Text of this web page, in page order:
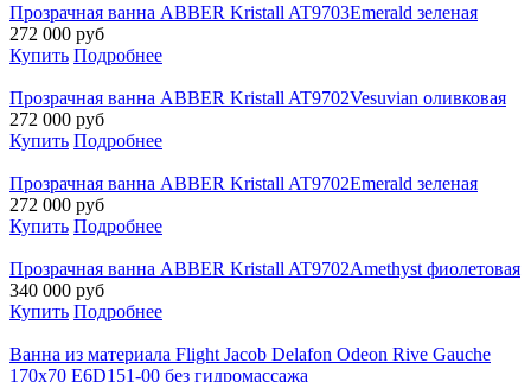
Прозрачная ванна ABBER Kristall AT9703Emerald зеленая
272 000 руб
Купить Подробнее
Прозрачная ванна ABBER Kristall AT9702Vesuvian оливковая
272 000 руб
Купить Подробнее
Прозрачная ванна ABBER Kristall AT9702Emerald зеленая
272 000 руб
Купить Подробнее
Прозрачная ванна ABBER Kristall AT9702Amethyst фиолетовая
340 000 руб
Купить Подробнее
Ванна из материала Flight Jacob Delafon Odeon Rive Gauche
170x70 E6D151-00 без гидромассажа